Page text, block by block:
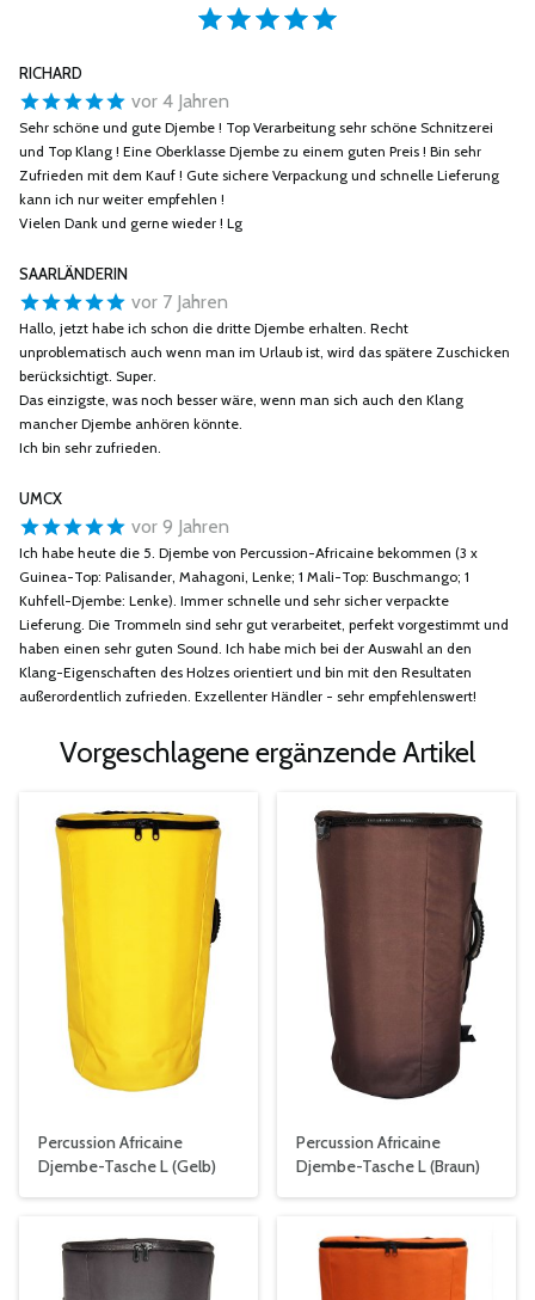
RICHARD
vor 4 Jahren
Sehr schöne und gute Djembe ! Top Verarbeitung sehr schöne Schnitzerei
und Top Klang ! Eine Oberklasse Djembe zu einem guten Preis ! Bin sehr
Zufrieden mit dem Kauf ! Gute sichere Verpackung und schnelle Lieferung
kann ich nur weiter empfehlen !
Vielen Dank und gerne wieder ! Lg
SAARLÄNDERIN
vor 7 Jahren
Hallo, jetzt habe ich schon die dritte Djembe erhalten. Recht
unproblematisch auch wenn man im Urlaub ist, wird das spätere Zuschicken
berücksichtigt. Super.
Das einzigste, was noch besser wäre, wenn man sich auch den Klang
mancher Djembe anhören könnte.
Ich bin sehr zufrieden.
UMCX
vor 9 Jahren
Ich habe heute die 5. Djembe von Percussion-Africaine bekommen (3 x
Guinea-Top: Palisander, Mahagoni, Lenke; 1 Mali-Top: Buschmango; 1
Kuhfell-Djembe: Lenke). Immer schnelle und sehr sicher verpackte
Lieferung. Die Trommeln sind sehr gut verarbeitet, perfekt vorgestimmt und
haben einen sehr guten Sound. Ich habe mich bei der Auswahl an den
Klang-Eigenschaften des Holzes orientiert und bin mit den Resultaten
außerordentlich zufrieden. Exzellenter Händler - sehr empfehlenswert!
Vorgeschlagene ergänzende Artikel
Percussion Africaine
Djembe-Tasche L (Gelb)
Percussion Africaine
Djembe-Tasche L (Braun)